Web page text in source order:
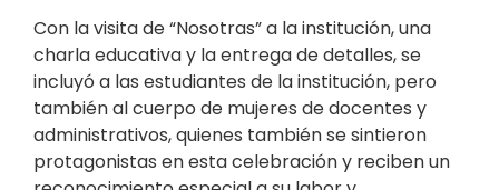
Con la visita de “Nosotras” a la institución, una
charla educativa y la entrega de detalles, se
incluyó a las estudiantes de la institución, pero
también al cuerpo de mujeres de docentes y
administrativos, quienes también se sintieron
protagonistas en esta celebración y reciben un